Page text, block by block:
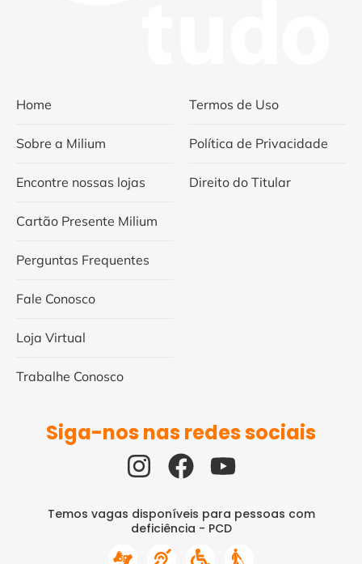
Home
Sobre a Milium
Encontre nossas lojas
Cartão Presente Milium
Perguntas Frequentes
Fale Conosco
Loja Virtual
Trabalhe Conosco
Termos de Uso
Política de Privacidade
Direito do Titular
Siga-nos nas redes sociais
Temos vagas disponíveis para pessoas com
deficiência - PCD